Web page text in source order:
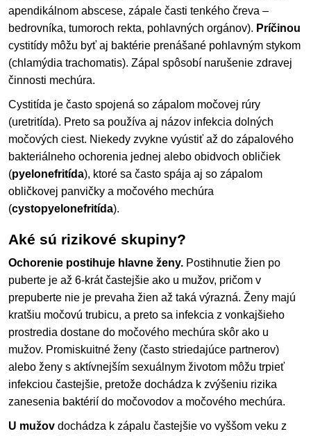
apendikálnom abscese, zápale časti tenkého čreva –
bedrovníka, tumoroch rekta, pohlavných orgánov). Príčinou
cystitídy môžu byť aj baktérie prenášané pohlavným stykom
(chlamýdia trachomatis). Zápal spôsobí narušenie zdravej
činnosti mechúra.
Cystitída je často spojená so zápalom močovej rúry
(uretritída). Preto sa používa aj názov infekcia dolných
močových ciest. Niekedy zvykne vyústiť až do zápalového
bakteriálneho ochorenia jednej alebo obidvoch obličiek
(pyelonefritída), ktoré sa často spája aj so zápalom
obličkovej panvičky a močového mechúra
(cystopyelonefritída).
Aké sú rizikové skupiny?
Ochorenie postihuje hlavne ženy. Postihnutie žien po
puberte je až 6-krát častejšie ako u mužov, pričom v
prepuberte nie je prevaha žien až taká výrazná. Ženy majú
kratšiu močovú trubicu, a preto sa infekcia z vonkajšieho
prostredia dostane do močového mechúra skôr ako u
mužov. Promiskuitné ženy (často striedajúce partnerov)
alebo ženy s aktívnejším sexuálnym životom môžu trpieť
infekciou častejšie, pretože dochádza k zvýšeniu rizika
zanesenia baktérií do močovodov a močového mechúra.
U mužov dochádza k zápalu častejšie vo vyššom veku z